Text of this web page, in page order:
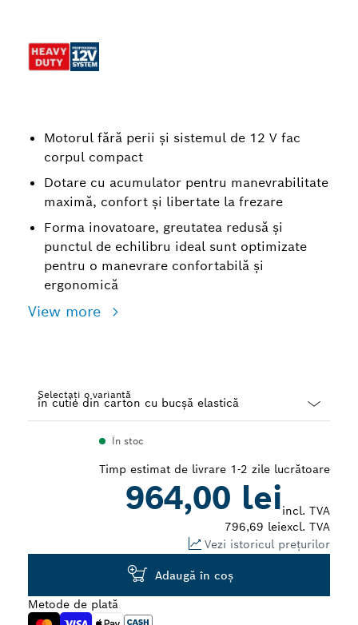
Motorul fără perii și sistemul de 12 V fac
corpul compact
Dotare cu acumulator pentru manevrabilitate
maximă, confort şi libertate la frezare
Forma inovatoare, greutatea redusă şi
punctul de echilibru ideal sunt optimizate
pentru o manevrare confortabilă şi
ergonomică
View more
Selectați o variantă
În stoc
Timp estimat de livrare 1-2 zile lucrătoare
964,00 leiincl. TVA
796,69 leiexcl. TVA
Vezi istoricul prețurilor
Adaugă în coş
Metode de plată